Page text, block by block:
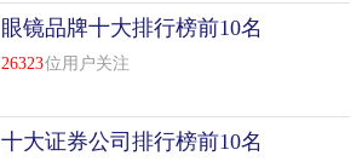
眼镜品牌十大排行榜前10名
26323位用户关注
十大证券公司排行榜前10名